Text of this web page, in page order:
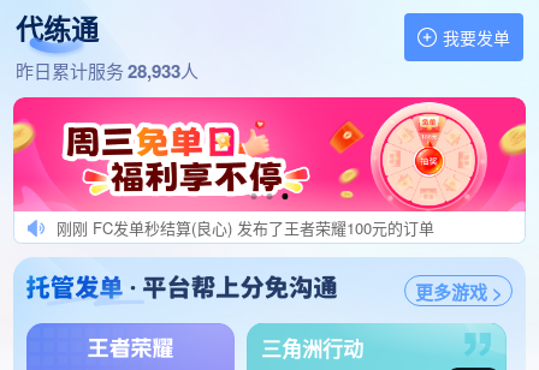
代练通
昨日累计服务28,933人
我要发单
找代练,做代练 就上代练通
刚刚 棠棠发肥单秒验收 发布了无畏契约190元的订单
刚刚 逆战小代局数包毕业 发布了王者荣耀700元的订单
刚刚 USR201504072731 发布了王者荣耀102元的订单
刚刚 FC发单秒结算(良心) 发布了王者荣耀100元的订单
刚刚 必须给你结算快 发布了逆战：未来310元的订单
刚刚 ysjt工作室 发布了王者荣耀520元的订单
刚刚 狄仁杰秒介入效率秒结 发布了王者荣耀180元的订单
刚刚 新手代练别接效率来 发布了王者荣耀299元的订单
1分钟前 热爱发单秒验收 发布了王者荣耀280元的订单
1分钟前 拼多多肥单中心 发布了王者荣耀288元的订单
1分钟前 USR201611013151 发布了逆战：未来100元的订单
更多游戏 >
三角洲行动